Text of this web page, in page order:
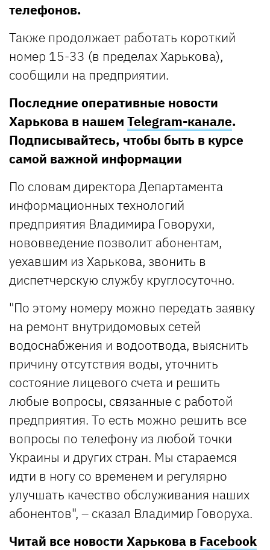
телефонов.
Также продолжает работать короткий
номер 15-33 (в пределах Харькова),
сообщили на предприятии.
Последние оперативные новости
Харькова в нашем Telegram-канале.
Подписывайтесь, чтобы быть в курсе
самой важной информации
По словам директора Департамента
информационных технологий
предприятия Владимира Говорухи,
нововведение позволит абонентам,
уехавшим из Харькова, звонить в
диспетчерскую службу круглосуточно.
"По этому номеру можно передать заявку
на ремонт внутридомовых сетей
водоснабжения и водоотвода, выяснить
причину отсутствия воды, уточнить
состояние лицевого счета и решить
любые вопросы, связанные с работой
предприятия. То есть можно решить все
вопросы по телефону из любой точки
Украины и других стран. Мы стараемся
идти в ногу со временем и регулярно
улучшать качество обслуживания наших
абонентов", – сказал Владимир Говоруха.
Читай все новости Харькова в Facebook